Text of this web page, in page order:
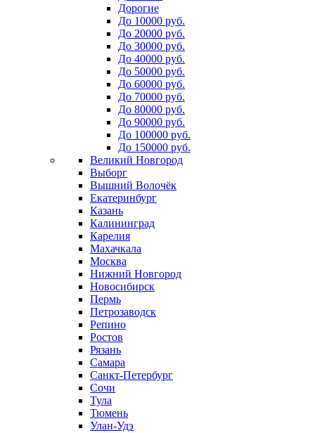
Дорогие
До 10000 руб.
До 20000 руб.
До 30000 руб.
До 40000 руб.
До 50000 руб.
До 60000 руб.
До 70000 руб.
До 80000 руб.
До 90000 руб.
До 100000 руб.
До 150000 руб.
Великий Новгород
Выборг
Вышний Волочёк
Екатеринбург
Казань
Калининград
Карелия
Махачкала
Москва
Нижний Новгород
Новосибирск
Пермь
Петрозаводск
Репино
Ростов
Рязань
Самара
Санкт-Петербург
Сочи
Тула
Тюмень
Улан-Удэ